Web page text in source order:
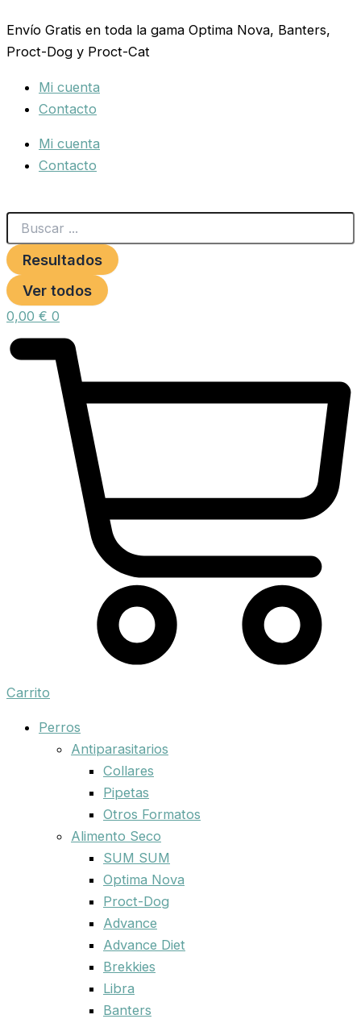
al
contenido
Envío Gratis en toda la gama Optima Nova, Banters,
Proct-Dog y Proct-Cat
Mi cuenta
Contacto
Mi cuenta
Contacto
...
Resultados
Ver todos
0,00 € 0
Carrito
Perros
Antiparasitarios
Collares
Pipetas
Otros Formatos
Alimento Seco
SUM SUM
Optima Nova
Proct-Dog
Advance
Advance Diet
Brekkies
Libra
Banters
COMEDERO
Y
BEBEDERO
cantidad